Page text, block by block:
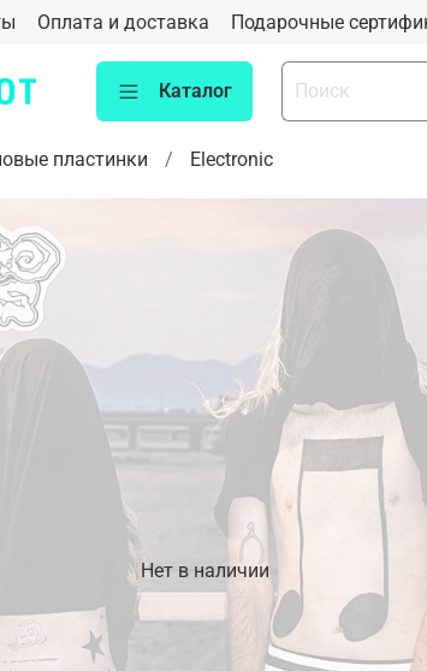
Оплата и доставка Подарочные
Каталог
пластинки Electronic
Нет в наличии